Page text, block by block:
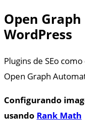
Open
WordPress
Plugins de SEo como
Open Graph
Configurando
usando Rank Math